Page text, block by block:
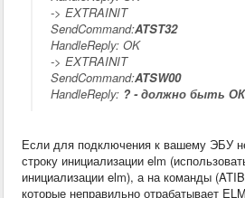
-> EXTRAINIT
SendCommand:ATST32
HandleReply: OK
-> EXTRAINIT
SendCommand:ATSW00
HandleReply: ? - должно быть ОК
Если для подключения к вашему ЭБУ
строку инициализации elm
инициализации elm), а на команды
которые неправильно отрабатывает